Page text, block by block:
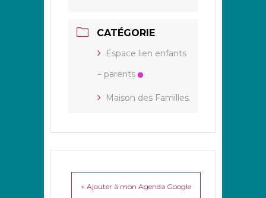
CATÉGORIE
Espace lien enfants
– parents
Maison des Familles
+ Ajouter à mon Agenda Google